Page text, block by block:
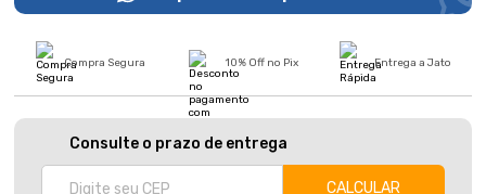
Compra Segura 10% Off no Pix Entrega a Jato
Consulte o prazo de entrega